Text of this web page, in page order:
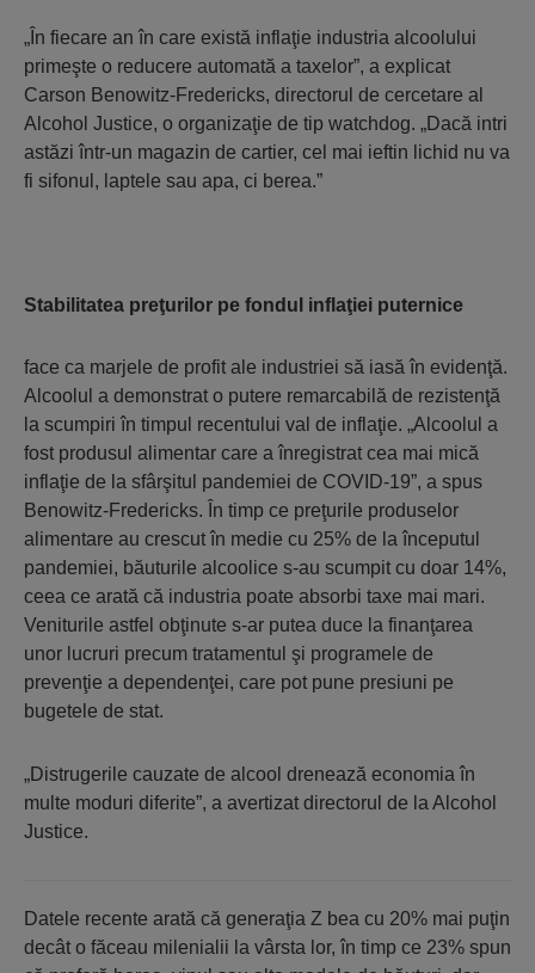
„În fiecare an în care există inflaţie industria alcoolului
primeşte o reducere automată a taxelor”, a explicat
Carson Benowitz-Fredericks, directorul de cercetare al
Alcohol Justice, o organizaţie de tip watchdog. „Dacă intri
astăzi într-un magazin de cartier, cel mai ieftin lichid nu va
fi sifonul, laptele sau apa, ci berea.”
Stabilitatea preţurilor pe fondul inflaţiei puternice
face ca marjele de profit ale industriei să iasă în evidenţă.
Alcoolul a demonstrat o putere remarcabilă de rezistenţă
la scumpiri în timpul recentului val de inflaţie. „Alcoolul a
fost produsul alimentar care a înregistrat cea mai mică
inflaţie de la sfârşitul pandemiei de COVID-19”, a spus
Benowitz-Fredericks. În timp ce preţurile produselor
alimentare au crescut în medie cu 25% de la începutul
pandemiei, băuturile alcoolice s-au scumpit cu doar 14%,
ceea ce arată că industria poate absorbi taxe mai mari.
Veniturile astfel obţinute s-ar putea duce la finanţarea
unor lucruri precum tratamentul şi programele de
prevenţie a dependenţei, care pot pune presiuni pe
bugetele de stat.
„Distrugerile cauzate de alcool drenează economia în
multe moduri diferite”, a avertizat directorul de la Alcohol
Justice.
Datele recente arată că generaţia Z bea cu 20% mai puţin
decât o făceau milenialii la vârsta lor, în timp ce 23% spun